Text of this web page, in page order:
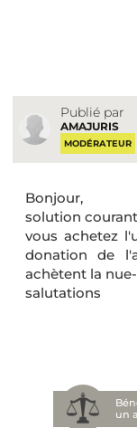
Publié par
AMAJURIS
MODÉRATEUR
Bonjour,
solution
vous achetez
donation de
achètent la
salutations
un